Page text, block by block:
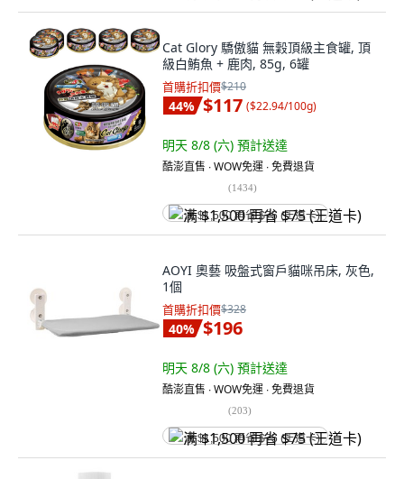
Cat Glory 驕傲貓 無穀頂級主食罐, 頂
級白鮪魚 + 鹿肉, 85g, 6罐
首購折扣價$210
44% $117 ($22.94/100g)
明天 8/8 (六) 預計送達
酷澎直售 ∙ WOW免運 ∙ 免費退貨
(1434)
满 $1,500 再省 $75 (王道卡)
AOYI 奧藝 吸盤式窗戶貓咪吊床, 灰色,
1個
首購折扣價$328
40% $196
明天 8/8 (六) 預計送達
酷澎直售 ∙ WOW免運 ∙ 免費退貨
(203)
满 $1,500 再省 $75 (王道卡)